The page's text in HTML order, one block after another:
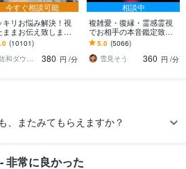
今すぐ相談可能
キリお悩み解決！視
ままお伝え致します
結婚、人間関係、
、人生、ペットの気
等◎祈願付き
(10101)
佐和ダウジング＆スピリットメンター
380 円 /分
相談中
複雑愛・復縁・霊感霊視
でお相手の本音鑑定致し
ます 降りて来た言葉をそ
のままお伝えします。
5.0 (5066)
雪見そう
360 円 /分
、またみてもらえますか？
非常に良かった